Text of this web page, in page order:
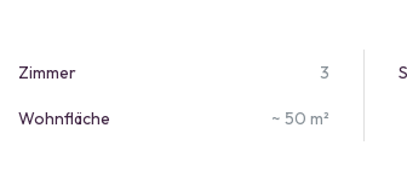
Zimmer 3
Wohnfläche ~ 50 m²